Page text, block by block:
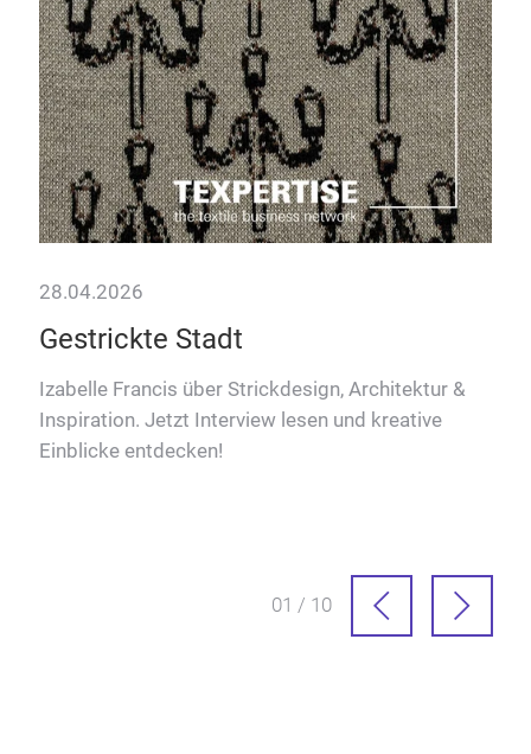
28.04.2026
Gestrickte Stadt
Izabelle Francis über Strickdesign, Architektur &
Inspiration. Jetzt Interview lesen und kreative
Einblicke entdecken!
01 / 10